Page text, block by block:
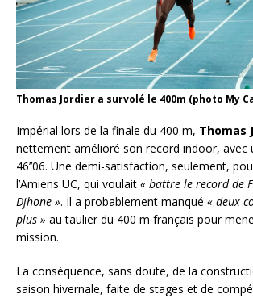
Thomas Jordier a survolé le 400m (photo My
Impérial lors de la finale du 400 m, Thomas
nettement amélioré son record indoor, avec
46’’06. Une demi-satisfaction, seulement,
l’Amiens UC, qui voulait « battre le record de
Djhone ». Il a probablement manqué « deux
plus » au taulier du 400 m français pour
mission.
La conséquence, sans doute, de la
saison hivernale, faite de stages et de